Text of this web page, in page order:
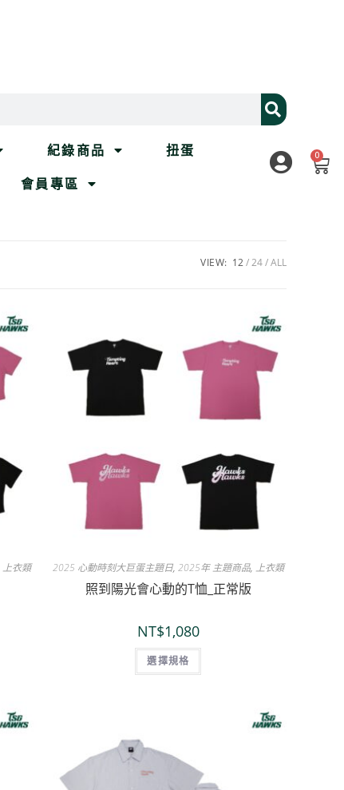
紀錄商品
扭蛋
會員專區
0
VIEW: 12 24 ALL
上衣類 2025 心動時刻大巨蛋主題日, 2025年 主題商品, 上衣類
照到陽光會心動的T恤_正常版
NT$1,080
選擇規格